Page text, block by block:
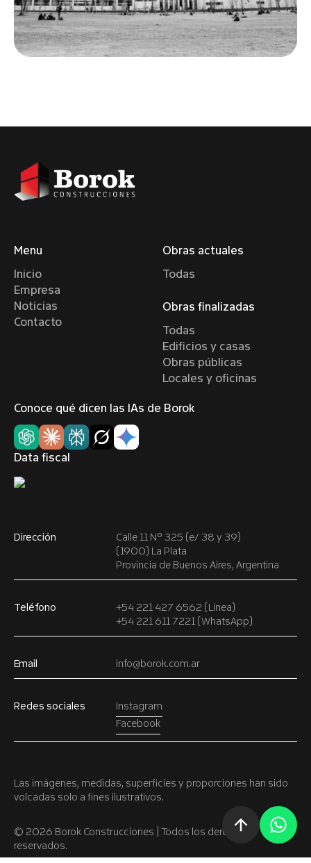
Menu
Inicio
Empresa
Noticias
Contacto
Obras actuales
Todas
Obras finalizadas
Todas
Edificios y casas
Obras públicas
Locales y oficinas
Conoce qué dicen las IAs de Borok
Data fiscal
Dirección
Calle 11 Nº 325 (e/ 38 y 39)
(1900) La Plata
Provincia de Buenos Aires, Argentina
Teléfono
+54 221 427 6562 (Línea)
+54 221 611 7221 (WhatsApp)
Email info@borok.com.ar
Redes sociales
Instagram
Facebook
Las imágenes, medidas, superficies y proporciones han sido
volcadas solo a fines ilustrativos.
© 2026 Borok Construcciones | Todos los derechos
reservados.